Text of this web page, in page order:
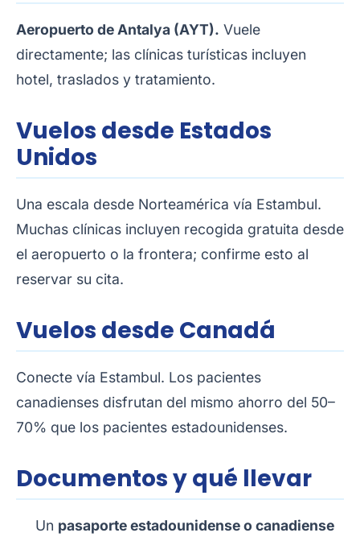
Aeropuerto de Antalya (AYT). Vuele
directamente; las clínicas turísticas incluyen
hotel, traslados y tratamiento.
Vuelos desde Estados
Unidos
Una escala desde Norteamérica vía Estambul.
Muchas clínicas incluyen recogida gratuita desde
el aeropuerto o la frontera; confirme esto al
reservar su cita.
Vuelos desde Canadá
Conecte vía Estambul. Los pacientes
canadienses disfrutan del mismo ahorro del 50–
70% que los pacientes estadounidenses.
Documentos y qué llevar
Un pasaporte estadounidense o canadiense